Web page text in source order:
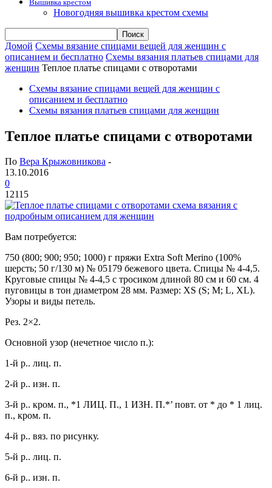
Вышивка крестом
Новогодняя вышивка крестом схемы
Домой Схемы вязание спицами вещей для женщин с
описанием и бесплатно Схемы вязания платьев спицами для
женщин Теплое платье спицами с отворотами
Схемы вязание спицами вещей для женщин с
описанием и бесплатно
Схемы вязания платьев спицами для женщин
Теплое платье спицами с отворотами
По Вера Крыжовникова -
13.10.2016
0
12115
Вам потребуется:
750 (800; 900; 950; 1000) г пряжи Extra Soft Merino (100%
шерсть; 50 г/130 м) № 05179 бежевого цвета. Спицы № 4-4,5.
Круговые спицы № 4-4,5 с тросиком длиной 80 см и 60 см. 4
пуговицы в тон диаметром 28 мм. Размер: XS (S; М; L, XL).
Узоры и виды петель.
Рез. 2×2.
Основной узор (нечетное число п.):
1-й р.. лиц. п.
2-й р.. изн. п.
3-й р.. кром. п., *1 ЛИЦ. П., 1 ИЗН. П.*’ повт. от * до * 1 лиц.
п., кром. п.
4-й р.. вяз. по рисунку.
5-й р.. лиц. п.
6-й р.. изн. п.